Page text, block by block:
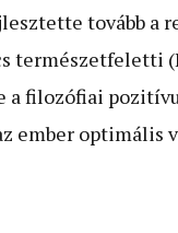
tovább a
természetfeletti
a filozófiai
ember optimális